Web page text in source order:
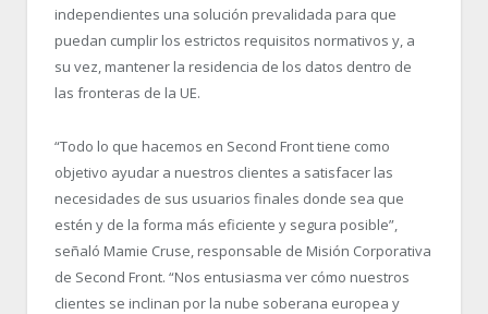
independientes una solución prevalidada para que
puedan cumplir los estrictos requisitos normativos y, a
su vez, mantener la residencia de los datos dentro de
las fronteras de la UE.
“Todo lo que hacemos en Second Front tiene como
objetivo ayudar a nuestros clientes a satisfacer las
necesidades de sus usuarios finales donde sea que
estén y de la forma más eficiente y segura posible”,
señaló Mamie Cruse, responsable de Misión Corporativa
de Second Front. “Nos entusiasma ver cómo nuestros
clientes se inclinan por la nube soberana europea y